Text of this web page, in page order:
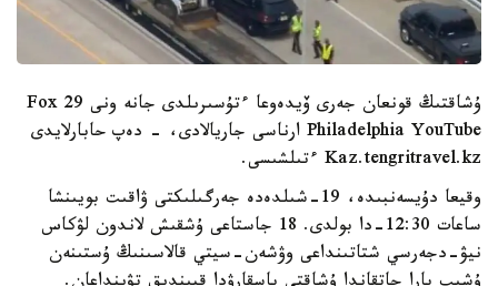
ۇشاقتىڭ قونعان جەرى ۆيدەوعا ءتۇسىرىلدى جانە ونى Fox 29
Philadelphia YouTube ارناسى جاريالادى، - دەپ حابارلايدى
Kaz.tengritravel.kz ءتىلشىسى.
وقيعا دۇيسەنبىدە، 19-شىلدەدە جەرگىلىكتى ۋاقىت بويىنشا
ساعات 12:30-دا بولدى. 18 جاستاعى ۇشقىش لاندون لۋكاس
نيۋ-دجەرسي شتاتىنداعى وۋشەن-سيتي قالاسىنىڭ ۇستىنەن